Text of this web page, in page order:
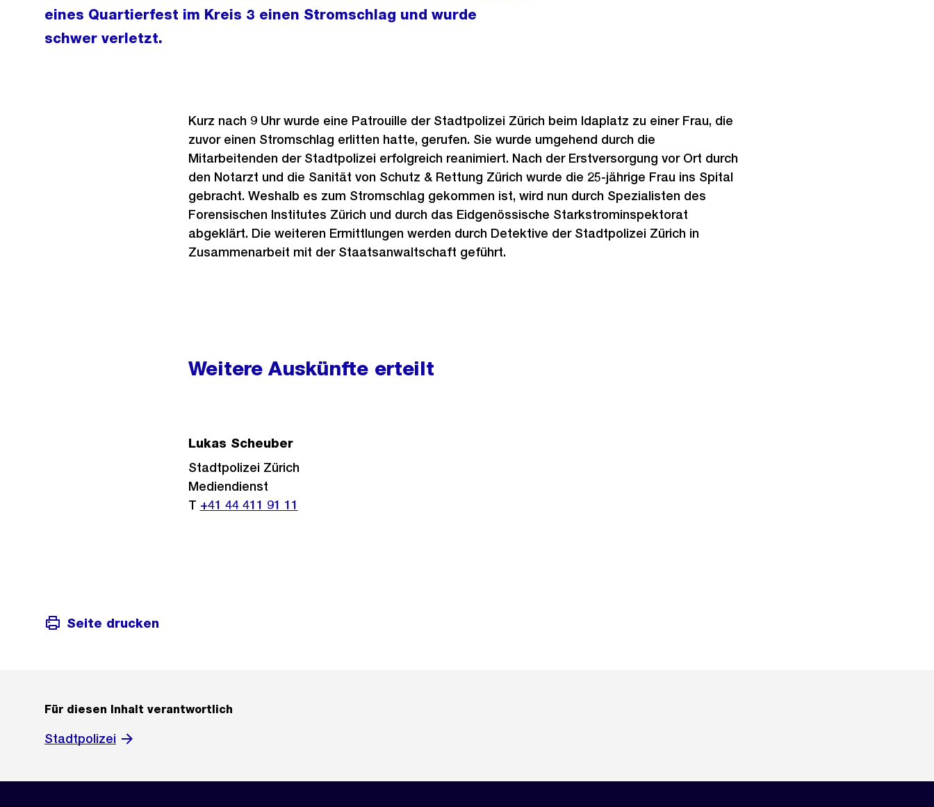
eines Quartierfest im Kreis 3 einen Stromschlag und wurde
schwer verletzt.
Kurz nach 9 Uhr wurde eine Patrouille der Stadtpolizei Zürich beim Idaplatz zu einer Frau, die
zuvor einen Stromschlag erlitten hatte, gerufen. Sie wurde umgehend durch die
Mitarbeitenden der Stadtpolizei erfolgreich reanimiert. Nach der Erstversorgung vor Ort durch
den Notarzt und die Sanität von Schutz & Rettung Zürich wurde die 25-jährige Frau ins Spital
gebracht. Weshalb es zum Stromschlag gekommen ist, wird nun durch Spezialisten des
Forensischen Institutes Zürich und durch das Eidgenössische Starkstrominspektorat
abgeklärt. Die weiteren Ermittlungen werden durch Detektive der Stadtpolizei Zürich in
Zusammenarbeit mit der Staatsanwaltschaft geführt.
Weitere Auskünfte erteilt
Lukas Scheuber
Stadtpolizei Zürich
Mediendienst
T +41 44 411 91 11
Seite drucken
Für diesen Inhalt verantwortlich
Stadtpolizei